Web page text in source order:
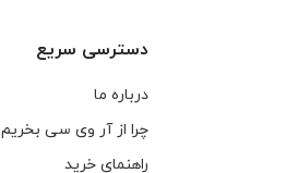
دسترسی سریع
درباره ما
چرا از آر وی سی بخریم
راهنمای خرید